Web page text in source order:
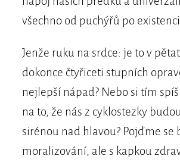
všechno od puchýřů po
Jenže ruku na srdce: je to v
dokonce čtyřiceti stupních
nejlepší nápad? Nebo si tím
na to, že nás z cyklostezky
sirénou nad hlavou? Pojďme se
moralizování, ale s kapkou